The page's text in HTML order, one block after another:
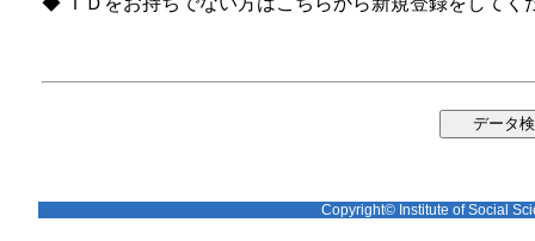
Copyright© Institute of Social